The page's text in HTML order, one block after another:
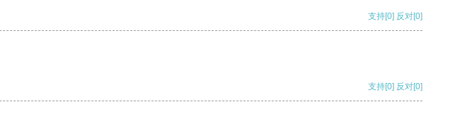
支持[0] 反对[0]
支持[0] 反对[0]